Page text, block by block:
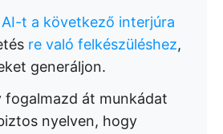
t a következő interjúra
re való felkészüléshez,
generáljon.
fogalmazd át munkádat
nyelven, hogy